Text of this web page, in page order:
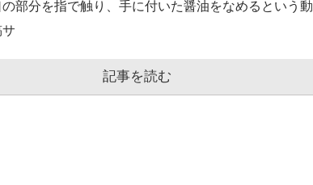
部分を指で触り、手に付いた醤油をなめるという動
記事を読む